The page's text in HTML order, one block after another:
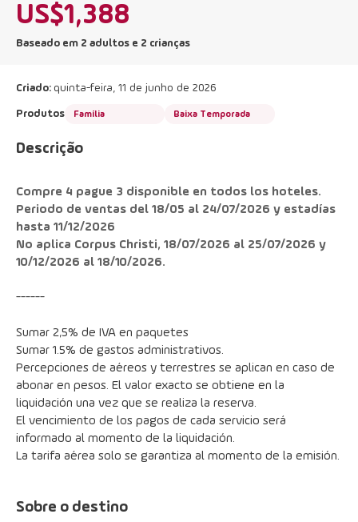
US$1,388
Baseado em 2 adultos e 2 crianças
Criado: quinta-feira, 11 de junho de 2026
Produtos Família Baixa Temporada
Descrição
Compre 4 pague 3 disponible en todos los hoteles.
Periodo de ventas del 18/05 al 24/07/2026 y estadías
hasta 11/12/2026
No aplica Corpus Christi, 18/07/2026 al 25/07/2026 y
10/12/2026 al 18/10/2026.
------
Sumar 2,5% de IVA en paquetes
Sumar 1.5% de gastos administrativos.
Percepciones de aéreos y terrestres se aplican en caso de
abonar en pesos. El valor exacto se obtiene en la
liquidación una vez que se realiza la reserva.
El vencimiento de los pagos de cada servicio será
informado al momento de la liquidación.
La tarifa aérea solo se garantiza al momento de la emisión.
Sobre o destino